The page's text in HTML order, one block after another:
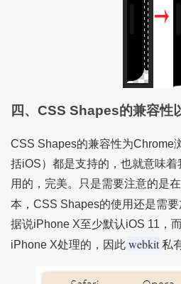
四、CSS Shapes的兼容性
CSS Shapes的兼容性为Chrome
括iOS）都是支持的，也就意味
用的，完美。只是需要注意的是
本，CSS Shapes的使用还是需要
据说iPhone X至少默认iOS 11，
iPhone X处理的，因此 webkit 私